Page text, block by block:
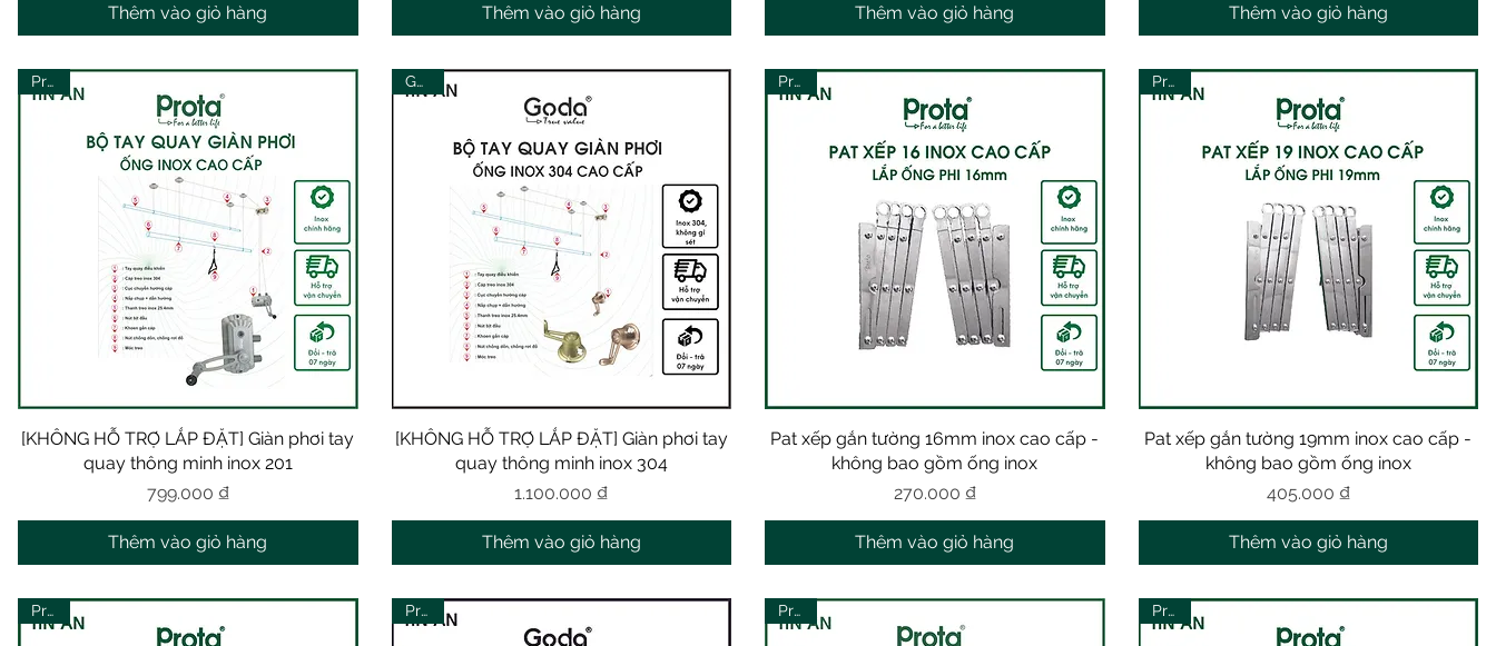
Thêm vào giỏ hàng Thêm vào giỏ hàng Thêm vào giỏ hàng Thêm vào giỏ hàng
Xem nhanh
Prota
[KHÔNG HỖ TRỢ LẮP ĐẶT] Giàn phơi tay
quay thông minh inox 201
Giá
799.000 ₫
Thêm vào giỏ hàng
Xem nhanh
Goda
[KHÔNG HỖ TRỢ LẮP ĐẶT] Giàn phơi tay
quay thông minh inox 304
Giá
1.100.000 ₫
Thêm vào giỏ hàng
Xem nhanh
Prota
Pat xếp gắn tường 16mm inox cao cấp -
không bao gồm ống inox
Giá
270.000 ₫
Thêm vào giỏ hàng
Xem nhanh
Prota
Pat xếp gắn tường 19mm inox cao cấp -
không bao gồm ống inox
Giá
405.000 ₫
Thêm vào giỏ hàng
Prota Prota Prota Prota